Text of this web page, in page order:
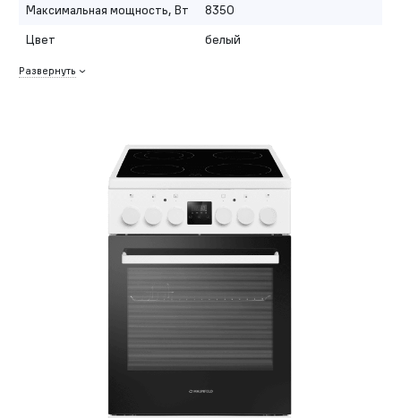
Максимальная мощность, Вт
8350
Цвет
белый
Развернуть